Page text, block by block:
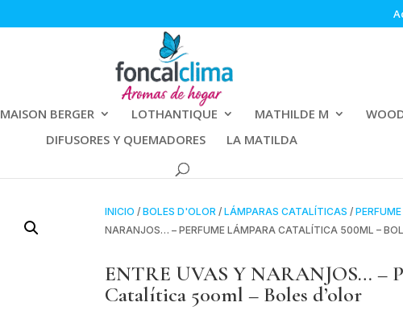
MAISON BERGER LOTHANTIQUE MATHILDE M
DIFUSORES Y QUEMADORES
LA MATILDA
INICIO /BOLES D'OLOR /LÁMPARAS CATALÍTICAS /
NARANJOS… – PERFUME LÁMPARA CATALÍTICA 500ML –
ENTRE UVAS Y NARANJOS… –
Catalítica 500ml – Boles d’olor